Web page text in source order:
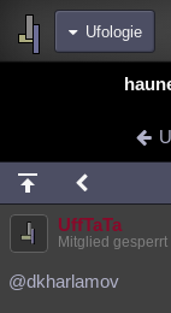
Ufologie
Chat Wiki
meine Rubriken
Menschen
Spiritualität
UffTaTa
Mitglied gesperrt
@dkharlamov